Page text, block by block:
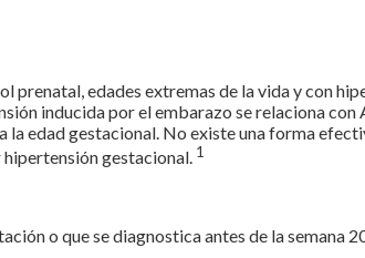
edades extremas de la vida y con
inducida por el embarazo se relaciona
edad gestacional. No existe una forma
gestacional. 1
o que se diagnostica antes de la semana